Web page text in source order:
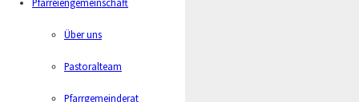
Über uns
Pastoralteam
Pfarrgemeinderat
Erntedanktisch
Adventskranz binden